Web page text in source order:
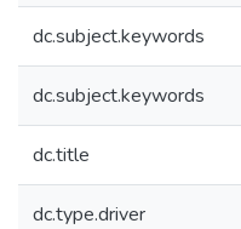
dc.subject.keywords
dc.subject.keywords
dc.title
dc.type.driver